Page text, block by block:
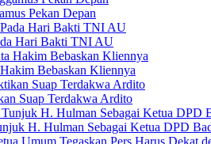
Pekan Depan
Hari Bakti TNI AU
Bebaskan Kliennya
Suap Terdakwa Ardito
H. Hulman Sebagai Ketua DPD